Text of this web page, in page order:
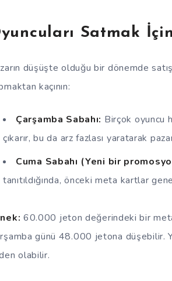
Satmak
düşüşte olduğu bir dönemde
kaçının:
Çarşamba Sabahı: Birçok oyuncu
çıkarır, bu da arz fazlası yaratarak
Cuma Sabahı (Yeni bir
tanıtıldığında, önceki meta kartlar
60.000 jeton değerindeki bir
günü 48.000 jetona düşebilir.
olabilir.